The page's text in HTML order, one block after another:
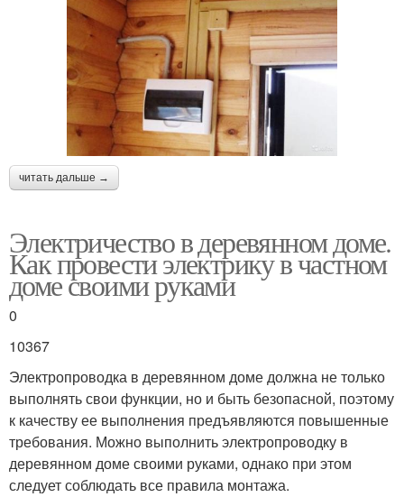
читать дальше →
Электричество в деревянном доме.
Как провести электрику в частном
доме своими руками
0
10367
Электропроводка в деревянном доме должна не только
выполнять свои функции, но и быть безопасной, поэтому
к качеству ее выполнения предъявляются повышенные
требования. Можно выполнить электропроводку в
деревянном доме своими руками, однако при этом
следует соблюдать все правила монтажа.